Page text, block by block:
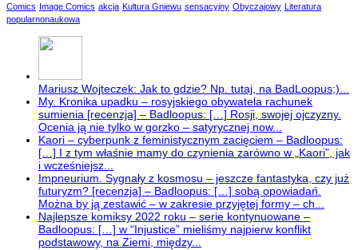
Comics
Image Comics akcja Kultura Gniewu sensacyjny Obyczajowy Literatura
popularnonaukowa
Mariusz Wojteczek: Jak to gdzie? Np. tutaj, na BadLoopus;)...
My. Kronika upadku – rosyjskiego obywatela rachunek
sumienia [recenzja] – Badloopus: […] Rosji, swojej ojczyzny.
Ocenia ją nie tylko w gorzko – satyrycznej now...
Kaori – cyberpunk z feministycznym zacięciem – Badloopus:
[…] I z tym właśnie mamy do czynienia zarówno w „Kaori”, jak
i wcześniejsz...
Impneurium. Sygnały z kosmosu – jeszcze fantastyka, czy już
futuryzm? [recenzja] – Badloopus: […] sobą opowiadań.
Można by ją zestawić – w zakresie przyjętej formy – ch...
Najlepsze komiksy 2022 roku – serie kontynuowane –
Badloopus: […] w “Injustice” mieliśmy najpierw konflikt
podstawowy, na Ziemi, między...